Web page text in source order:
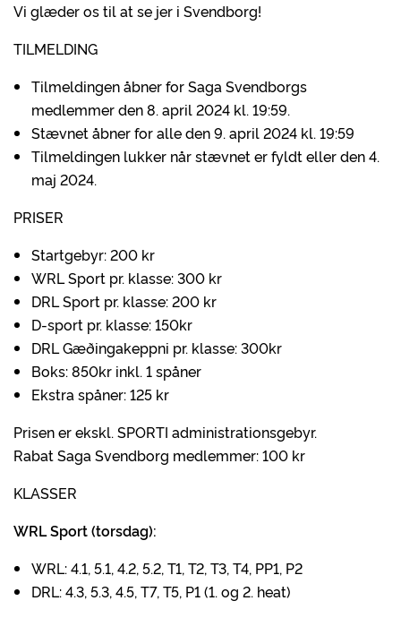
Vi glæder os til at se jer i Svendborg!
TILMELDING
Tilmeldingen åbner for Saga Svendborgs
medlemmer den 8. april 2024 kl. 19:59.
Stævnet åbner for alle den 9. april 2024 kl. 19:59
Tilmeldingen lukker når stævnet er fyldt eller den 4.
maj 2024.
PRISER
Startgebyr: 200 kr
WRL Sport pr. klasse: 300 kr
DRL Sport pr. klasse: 200 kr
D-sport pr. klasse: 150kr
DRL Gæðingakeppni pr. klasse: 300kr
Boks: 850kr inkl. 1 spåner
Ekstra spåner: 125 kr
Prisen er ekskl. SPORTI administrationsgebyr.
Rabat Saga Svendborg medlemmer: 100 kr
KLASSER
WRL Sport (torsdag):
WRL: 4.1, 5.1, 4.2, 5.2, T1, T2, T3, T4, PP1, P2
DRL: 4.3, 5.3, 4.5, T7, T5, P1 (1. og 2. heat)